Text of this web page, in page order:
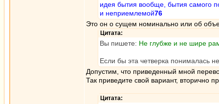
идея бытия вообще, бытия самого
и неприемлемой76
Это он о сущем номинально или об
Цитата:
Вы пишете: Не глубже и не шире
Если бы эта четверка понималась
Допустим, что приведенный мной
Так приведите свой вариант, вторично
Цитата: